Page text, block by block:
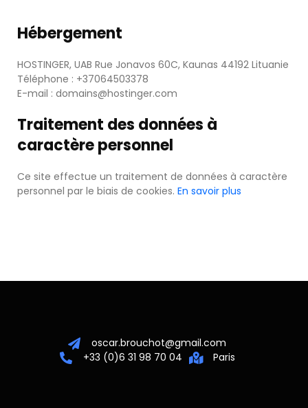
Hébergement
HOSTINGER, UAB Rue Jonavos 60C, Kaunas 44192 Lituanie
Téléphone : +37064503378
E-mail : domains@hostinger.com
Traitement des données à
caractère personnel
Ce site effectue un traitement de données à caractère
personnel par le biais de cookies. En savoir plus
oscar.brouchot@gmail.com
+33 (0)6 31 98 70 04
Paris